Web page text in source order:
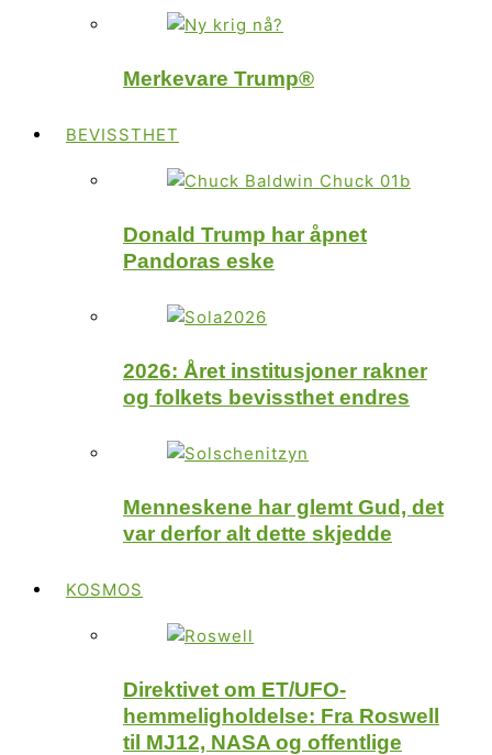
Merkevare Trump®
BEVISSTHET
Donald Trump har åpnet
Pandoras eske
2026: Året institusjoner rakner
og folkets bevissthet endres
Menneskene har glemt Gud, det
var derfor alt dette skjedde
KOSMOS
Direktivet om ET/UFO-
hemmeligholdelse: Fra Roswell
til MJ12, NASA og offentlige